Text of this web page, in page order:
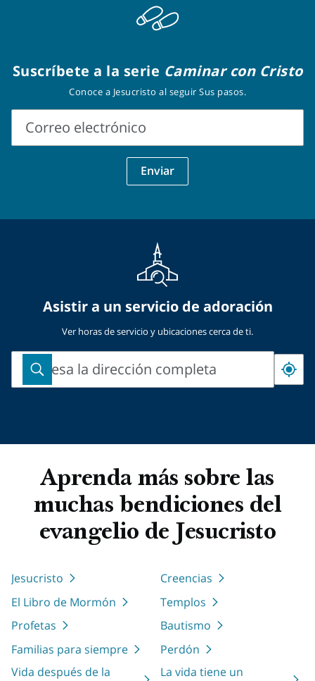
Suscríbete a la serie Caminar con Cristo
Conoce a Jesucristo al seguir Sus pasos.
Correo electrónico
Enviar
Asistir a un servicio de adoración
Ver horas de servicio y ubicaciones cerca de ti.
Ingresa la dirección completa
Aprenda más sobre las
muchas bendiciones del
evangelio de Jesucristo
Jesucristo
Creencias
El Libro de Mormón
Templos
Profetas
Bautismo
Familias para siempre
Perdón
Vida después de la
La vida tiene un